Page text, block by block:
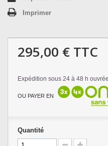
Imprimer
295,00 € TTC
Expédition sous 24 à 48 h
OU PAYER EN
Quantité